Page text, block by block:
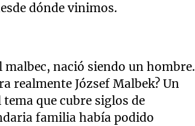
dónde vinimos.
nació siendo un hombre.
realmente József Malbek? Un
que cubre siglos de
familia había podido